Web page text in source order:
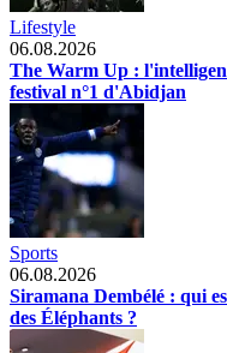
Lifestyle
06.08.2026
The Warm Up :
festival n°1 d'Abidjan
Sports
06.08.2026
Siramana Dembélé : qui
des Éléphants ?